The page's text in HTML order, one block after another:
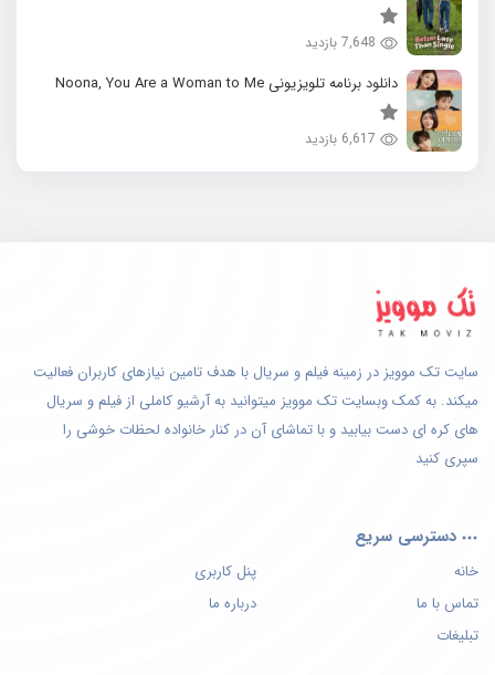
7,648 بازدید
دانلود برنامه تلویزیونی Noona, You Are a Woman to Me
6,617 بازدید
سایت تک موویز در زمینه فیلم و سریال با هدف تامین نیازهای کاربران فعالیت
میکند. به کمک وبسایت تک موویز میتوانید به آرشیو کاملی از فیلم و سریال
های کره ای دست بیابید و با تماشای آن در کنار خانواده لحظات خوشی را
سپری کنید
دسترسی سریع
خانه
پنل کاربری
تماس با ما
درباره ما
تبلیغات